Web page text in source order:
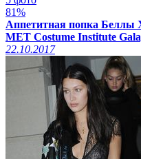
81%
Аппетитная попка Беллы
MET Costume Institute
22.10.2017